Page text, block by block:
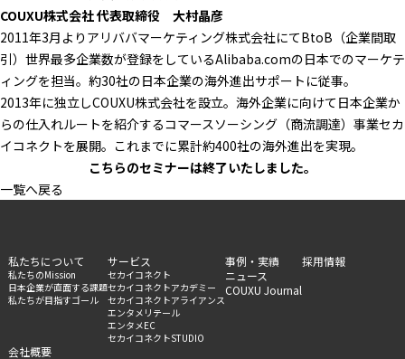
COUXU株式会社 代表取締役 大村晶彦
2011年3月よりアリババマーケティング株式会社にてBtoB（企業間取
引）世界最多企業数が登録をしているAlibaba.comの日本でのマーケテ
ィングを担当。約30社の日本企業の海外進出サポートに従事。
2013年に独立しCOUXU株式会社を設立。海外企業に向けて日本企業か
らの仕入れルートを紹介するコマースソーシング（商流調達）事業セカ
イコネクトを展開。これまでに累計約400社の海外進出を実現。
こちらのセミナーは終了いたしました。
一覧へ戻る
私たちについて
私たちのMission
日本企業が直面する課題
私たちが目指すゴール
サービス
セカイコネクト
セカイコネクトアカデミー
セカイコネクトアライアンス
エンタメリテール
エンタメEC
セカイコネクトSTUDIO
事例・実績
ニュース
COUXU Journal
採用情報
会社概要